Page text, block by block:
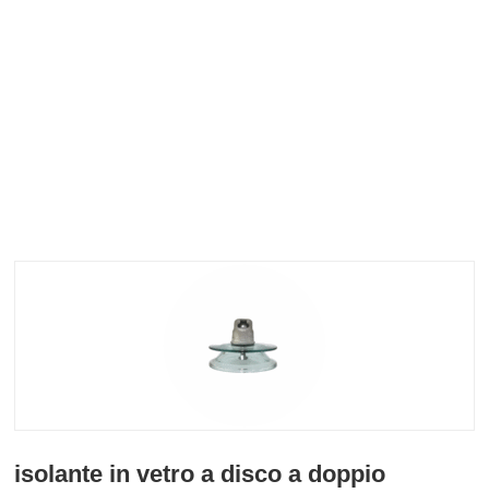
isolante in vetro a disco a doppio